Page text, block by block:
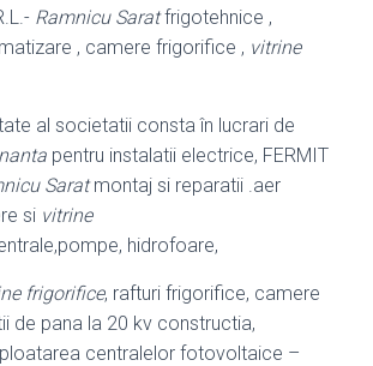
Ramnicu Saratfrigotehnice ,
, camere frigorifice , vitrine
al societatii consta în lucrari de
pentru instalatii electrice, FERMIT
Saratmontaj si reparatii .aer
si vitrine
hidrofoare,
frigorifice, rafturi frigorifice, camere
de pana la 20 kv constructia,
centralelor fotovoltaice –